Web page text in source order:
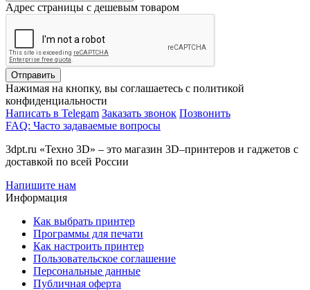
Адрес страницы с дешевым товаром
Отправить
Нажимая на кнопку, вы соглашаетесь с политикой
конфиденциальности
Написать в Telegam Заказать звонок Позвонить
FAQ: Часто задаваемые вопросы
3dpt.ru «Техно 3D» – это магазин 3D–принтеров и гаджетов с
доставкой по всей России
Напишите нам
Информация
Как выбрать принтер
Программы для печати
Как настроить принтер
Пользовательское соглашение
Персональные данные
Публичная оферта